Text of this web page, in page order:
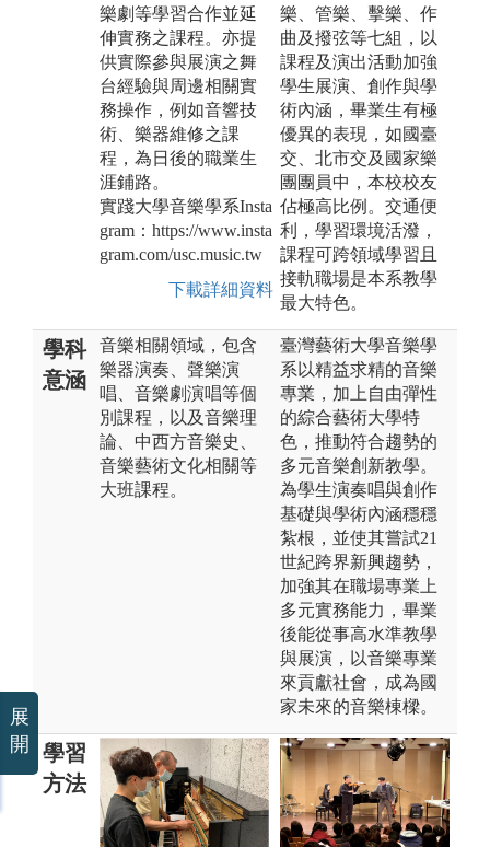
樂劇等學習合作並延
伸實務之課程。亦提
供實際參與展演之舞
台經驗與周邊相關實
務操作，例如音響技
術、樂器維修之課
程，為日後的職業生
涯鋪路。
實踐大學音樂學系Insta
gram：https://www.insta
gram.com/usc.music.tw
下載詳細資料
樂、管樂、擊樂、作
曲及撥弦等七組，以
課程及演出活動加強
學生展演、創作與學
術內涵，畢業生有極
優異的表現，如國臺
交、北市交及國家樂
團團員中，本校校友
佔極高比例。交通便
利，學習環境活潑，
課程可跨領域學習且
接軌職場是本系教學
最大特色。
學科
意涵
音樂相關領域，包含
樂器演奏、聲樂演
唱、音樂劇演唱等個
別課程，以及音樂理
論、中西方音樂史、
音樂藝術文化相關等
大班課程。
臺灣藝術大學音樂學
系以精益求精的音樂
專業，加上自由彈性
的綜合藝術大學特
色，推動符合趨勢的
多元音樂創新教學。
為學生演奏唱與創作
基礎與學術內涵穩穩
紮根，並使其嘗試21
世紀跨界新興趨勢，
加強其在職場專業上
多元實務能力，畢業
後能從事高水準教學
與展演，以音樂專業
來貢獻社會，成為國
家未來的音樂棟樑。
學習
方法
展
開